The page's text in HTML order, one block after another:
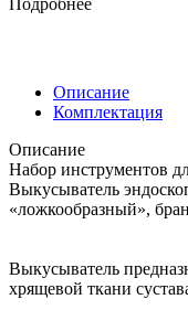
Описание
Комплектация
Описание
Набор инструментов
Выкусыватель
«ложкообразный»,
Выкусыватель
хрящевой ткани